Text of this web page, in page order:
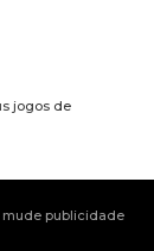
jogos de
mude publicidade